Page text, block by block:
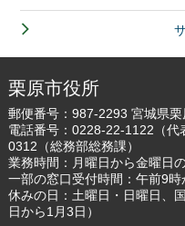
栗原市役所
郵便番号：987-2293 宮城県
電話番号： 0228-22-1122 （
0312（総務部総務課）
業務時間：月曜日から金曜日
一部の窓口受付時間：午前9
休みの日：土曜日・日曜日、
日から1月3日）